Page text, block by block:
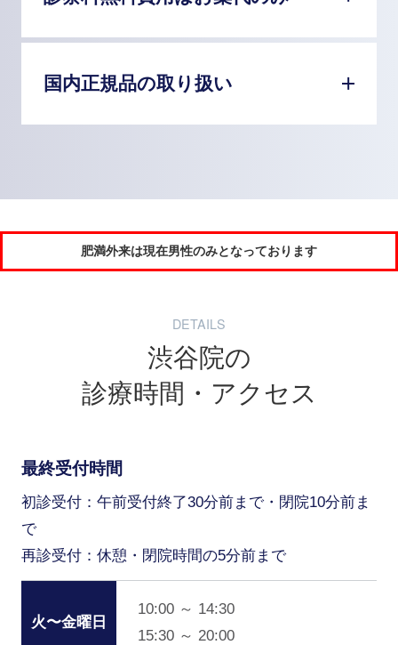
国内正規品の取り扱い
肥満外来は現在男性のみとなっております
DETAILS
渋谷院の
診療時間・アクセス
最終受付時間
初診受付：午前受付終了30分前まで・閉院10分前ま
で
再診受付：休憩・閉院時間の5分前まで
火〜金曜日
10:00 ～ 14:30
15:30 ～ 20:00